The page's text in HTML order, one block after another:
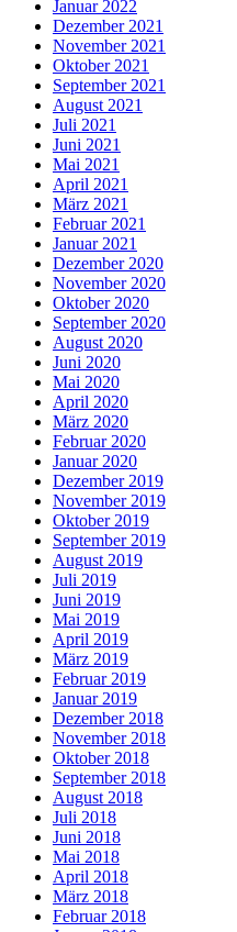
Januar 2022
Dezember 2021
November 2021
Oktober 2021
September 2021
August 2021
Juli 2021
Juni 2021
Mai 2021
April 2021
März 2021
Februar 2021
Januar 2021
Dezember 2020
November 2020
Oktober 2020
September 2020
August 2020
Juni 2020
Mai 2020
April 2020
März 2020
Februar 2020
Januar 2020
Dezember 2019
November 2019
Oktober 2019
September 2019
August 2019
Juli 2019
Juni 2019
Mai 2019
April 2019
März 2019
Februar 2019
Januar 2019
Dezember 2018
November 2018
Oktober 2018
September 2018
August 2018
Juli 2018
Juni 2018
Mai 2018
April 2018
März 2018
Februar 2018